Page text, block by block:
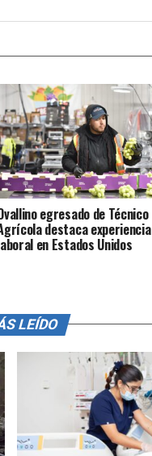
egresado de Técnico
destaca experiencia
en Estados Unidos
LEÍDO